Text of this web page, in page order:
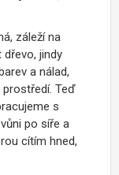
záleží na
dřevo, jindy
a nálad,
prostředí. Teď
s
po síře a
cítím hned,